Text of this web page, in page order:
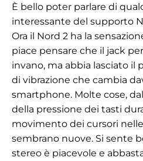
È bello poter parlare di
interessante del supporto
Ora il Nord 2 ha la
piace pensare che il jack
invano, ma abbia lasciato il
di vibrazione che cambia
smartphone. Molte cose,
della pressione dei tasti
movimento dei cursori
sembrano nuove. Si sente
stereo è piacevole e